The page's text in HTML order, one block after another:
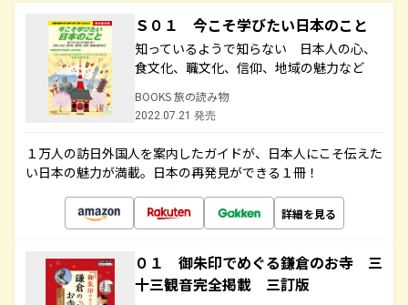
Ｓ０１ 今こそ学びたい日本のこと
知っているようで知らない 日本人の心、
食文化、職文化、信仰、地域の魅力など
BOOKS 旅の読み物
2022.07.21 発売
１万人の訪日外国人を案内したガイドが、日本人にこそ伝えた
い日本の魅力が満載。日本の再発見ができる１冊！
詳細を見る
０１ 御朱印でめぐる鎌倉のお寺 三
十三観音完全掲載 三訂版